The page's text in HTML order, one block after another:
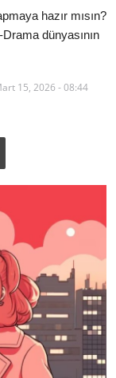
hazır mısın?
dünyasının
15, 2026 - 08:44